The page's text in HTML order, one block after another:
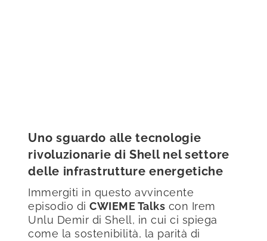
Uno sguardo alle tecnologie
rivoluzionarie di Shell nel settore
delle infrastrutture energetiche
Immergiti in questo avvincente
episodio diCWIEME Talks con Irem
Unlu Demir di Shell, in cui ci spiega
come la sostenibilità, la parità di